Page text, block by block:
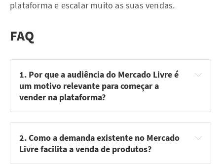
plataforma e escalar muito as suas vendas.
FAQ
1. Por que a audiência do Mercado Livre é
um motivo relevante para começar a
vender na plataforma?
2. Como a demanda existente no Mercado
Livre facilita a venda de produtos?